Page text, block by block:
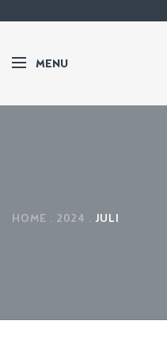
MENU
HOME 2024 JULI